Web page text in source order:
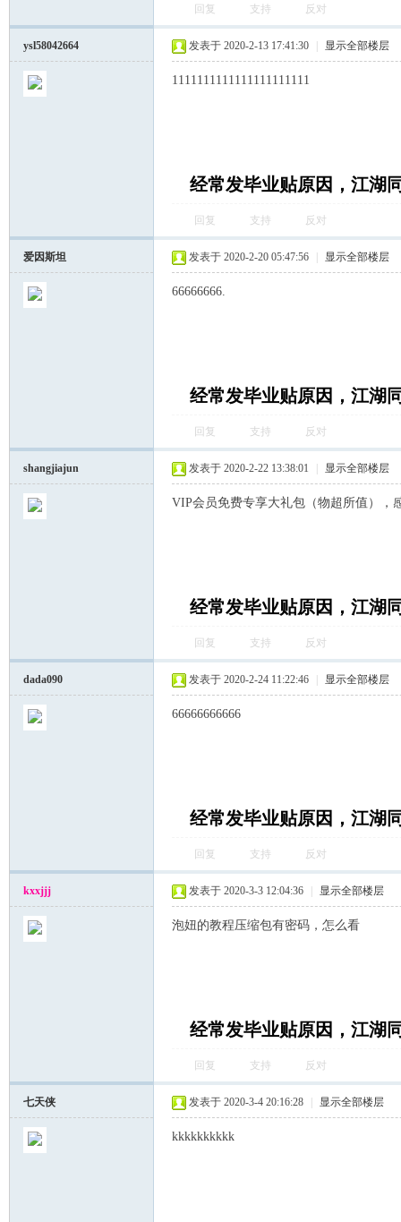
回复 支持 反对
ysl58042664 发表于 2020-2-13 17:41:30 显示全部楼层
1111111111111111111111
经常发毕业贴原因，江湖
回复 支持 反对
爱因斯坦 发表于 2020-2-20 05:47:56 显示全部楼层
66666666.
经常发毕业贴原因，江湖
回复 支持 反对
shangjiajun 发表于 2020-2-22 13:38:01 显示全部楼层
VIP会员免费专享大礼包（物超所值），
经常发毕业贴原因，江湖
回复 支持 反对
dada090 发表于 2020-2-24 11:22:46 显示全部楼层
66666666666
经常发毕业贴原因，江湖
回复 支持 反对
kxxjjj 发表于 2020-3-3 12:04:36 显示全部楼层
泡妞的教程压缩包有密码，怎么看
经常发毕业贴原因，江湖
回复 支持 反对
七天侠 发表于 2020-3-4 20:16:28 显示全部楼层
kkkkkkkkkk